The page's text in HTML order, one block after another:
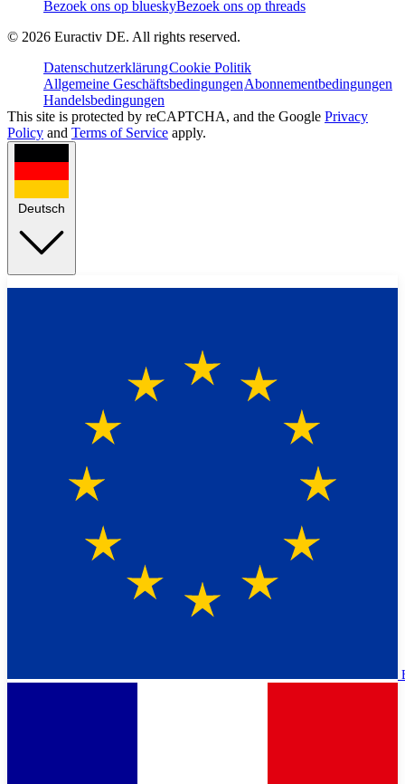
Bezoek ons op blueskyBezoek ons op threads
© 2026 Euractiv DE. All rights reserved.
DatenschutzerklärungCookie Politik
Allgemeine GeschäftsbedingungenAbonnementbedingungen
Handelsbedingungen
This site is protected by reCAPTCHA, and the Google Privacy
Policy and Terms of Service apply.
Deutsch